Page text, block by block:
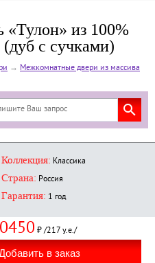
из 100%
с сучками)
→ Межкомнатные двери из массива
Коллекция: Классика
Страна: Россия
Гарантия: 1 год
₽ /217 у.е./